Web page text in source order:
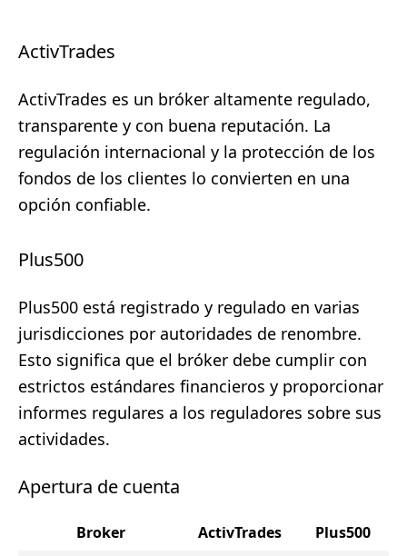
ActivTrades
ActivTrades es un bróker altamente regulado,
transparente y con buena reputación. La
regulación internacional y la protección de los
fondos de los clientes lo convierten en una
opción confiable.
Plus500
Plus500 está registrado y regulado en varias
jurisdicciones por autoridades de renombre.
Esto significa que el bróker debe cumplir con
estrictos estándares financieros y proporcionar
informes regulares a los reguladores sobre sus
actividades.
Apertura de cuenta
Broker ActivTrades
Plus500